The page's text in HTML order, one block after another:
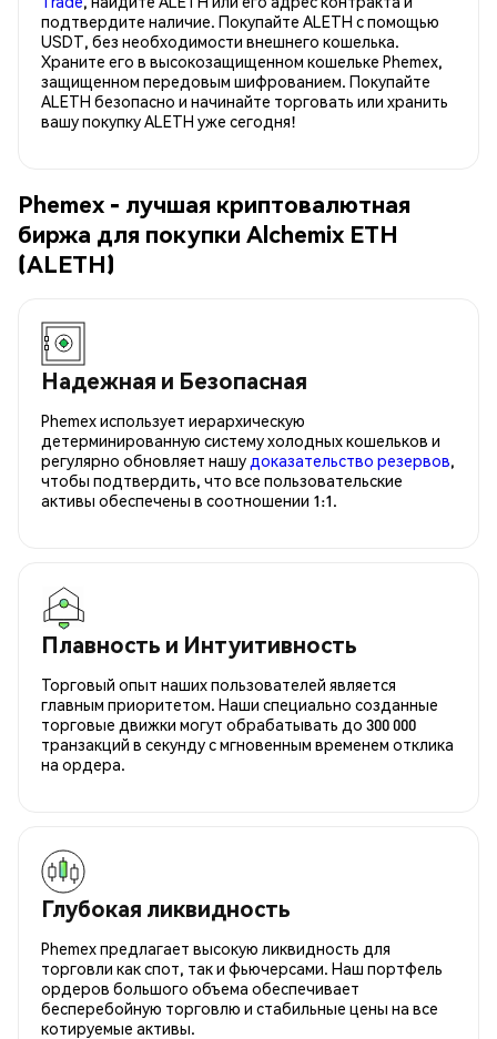
подтвердите наличие. Покупайте ALETH с помощью
USDT, без необходимости внешнего кошелька.
Храните его в высокозащищенном кошельке Phemex,
защищенном передовым шифрованием. Покупайте
ALETH безопасно и начинайте торговать или хранить
вашу покупку ALETH уже сегодня!
Phemex - лучшая криптовалютная
биржа для покупки Alchemix ETH
(ALETH)
Надежная и Безопасная
Phemex использует иерархическую
детерминированную систему холодных кошельков и
регулярно обновляет нашу доказательство резервов,
чтобы подтвердить, что все пользовательские
активы обеспечены в соотношении 1:1.
Плавность и Интуитивность
Торговый опыт наших пользователей является
главным приоритетом. Наши специально созданные
торговые движки могут обрабатывать до 300 000
транзакций в секунду с мгновенным временем отклика
на ордера.
Глубокая ликвидность
Phemex предлагает высокую ликвидность для
торговли как спот, так и фьючерсами. Наш портфель
ордеров большого объема обеспечивает
бесперебойную торговлю и стабильные цены на все
котируемые активы.